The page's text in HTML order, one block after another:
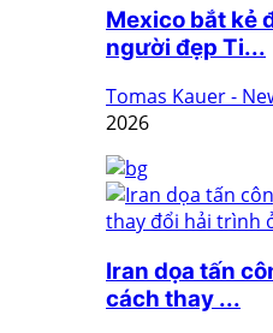
Mexico bắt kẻ
người đẹp Ti...
Tomas Kauer -
2026
Iran dọa tấn
cách thay ...